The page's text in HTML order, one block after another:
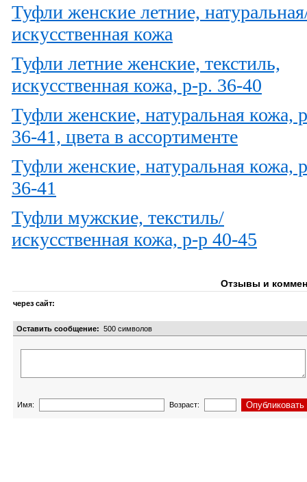
Туфли женские летние,
искусственная кожа
Туфли летние женские, текстиль,
искусственная кожа, р-р. 36-40
Туфли женские, натуральная кожа,
36-41, цвета в ассортименте
Туфли женские, натуральная кожа,
36-41
Туфли мужские, текстиль/
искусственная кожа, р-р 40-45
Отзывы и
через сайт:
Оставить сообщение: 500 символов
Имя: Возраст: